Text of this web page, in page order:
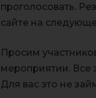
проголосовать.
сайте на
Просим
мероприятии. Все
Для вас это не